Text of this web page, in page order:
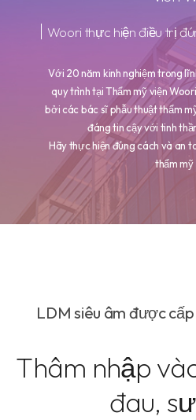
Woori thực hiện điều trị
Với 20 năm kinh nghiệm trong
quy trình tại Thẩm mỹ viện
bởi các bác sĩ phẫu thuật thẩm
đáng tin cậy với tinh
Hãy thực hiện đúng cách và an
thẩm mỹ
LDM siêu âm được
Thâm nhập
đau,